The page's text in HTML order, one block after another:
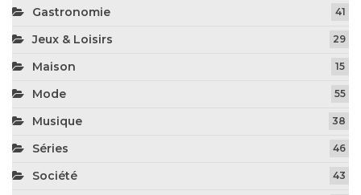
Gastronomie 41
Jeux & Loisirs 29
Maison 15
Mode 55
Musique 38
Séries 46
Société 43